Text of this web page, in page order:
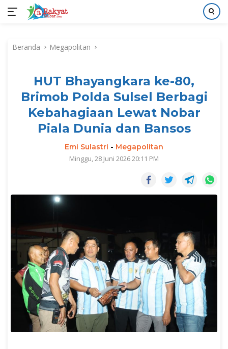
kontenBeranda Megapolitan
HUT Bhayangkara ke-80,
Brimob Polda Sulsel Berbagi
Kebahagiaan Lewat Nobar
Piala Dunia dan Bansos
Emi Sulastri - Megapolitan
Minggu, 28 Juni 2026 20:11 PM